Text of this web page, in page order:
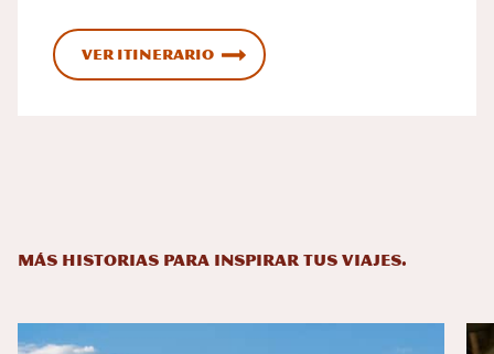
Ver itinerario
MÁS HISTORIAS PARA INSPIRAR TUS VIAJES.